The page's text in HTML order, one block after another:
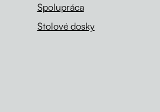
Spolupráca
Stolové dosky